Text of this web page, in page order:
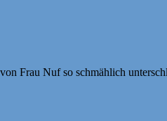
Frau Nuf so schmählich